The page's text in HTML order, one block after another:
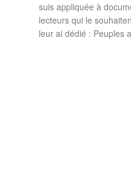
suis appliquée à
lecteurs qui le
leur ai dédié : Peuples